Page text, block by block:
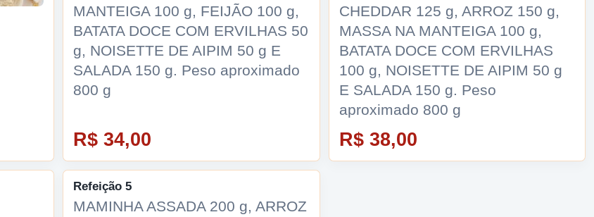
MANTEIGA 100 g, FEIJÃO 100 g,
BATATA DOCE COM ERVILHAS 50
g, NOISETTE DE AIPIM 50 g E
SALADA 150 g. Peso aproximado
800 g
R$ 34,00
CHEDDAR 125 g, ARROZ 150 g,
MASSA NA MANTEIGA 100 g,
BATATA DOCE COM ERVILHAS
100 g, NOISETTE DE AIPIM 50 g
E SALADA 150 g. Peso
aproximado 800 g
R$ 38,00
Refeição 5
MAMINHA ASSADA 200 g, ARROZ